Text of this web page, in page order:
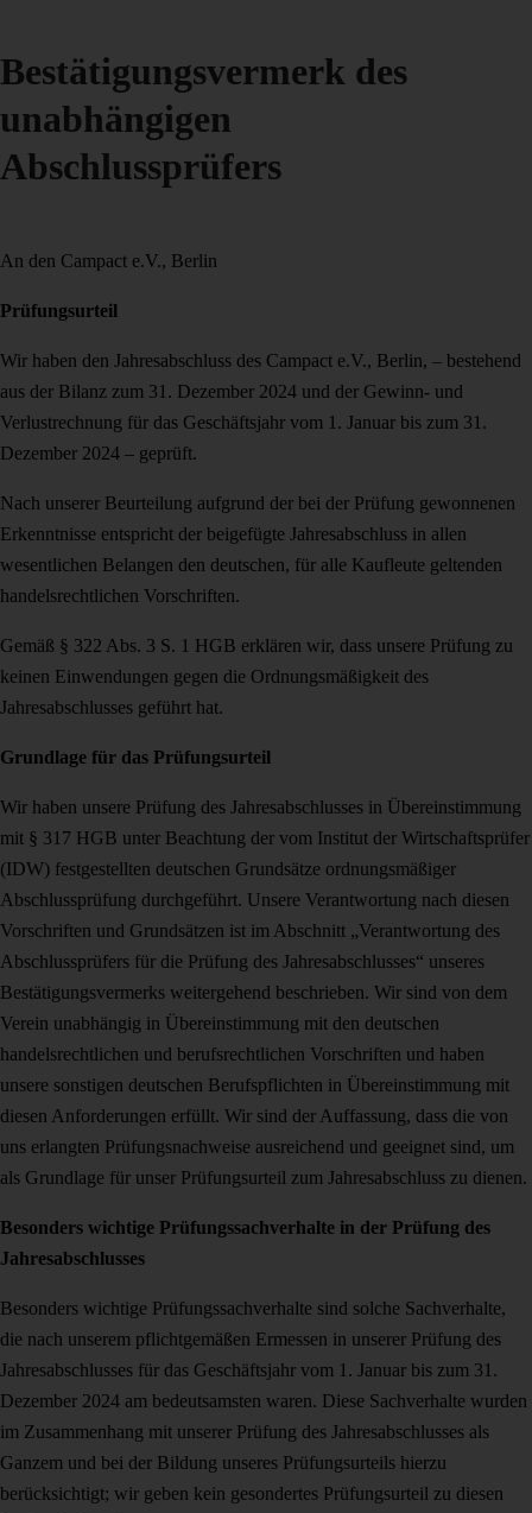
Bestätigungsvermerk des
unabhängigen
Abschlussprüfers
An den Campact e.V., Berlin
Prüfungsurteil
Wir haben den Jahresabschluss des Campact e.V., Berlin, – bestehend
aus der Bilanz zum 31. Dezember 2024 und der Gewinn- und
Verlustrechnung für das Geschäftsjahr vom 1. Januar bis zum 31.
Dezember 2024 – geprüft.
Nach unserer Beurteilung aufgrund der bei der Prüfung gewonnenen
Erkenntnisse entspricht der beigefügte Jahresabschluss in allen
wesentlichen Belangen den deutschen, für alle Kaufleute geltenden
handelsrechtlichen Vorschriften.
Gemäß § 322 Abs. 3 S. 1 HGB erklären wir, dass unsere Prüfung zu
keinen Einwendungen gegen die Ordnungsmäßigkeit des
Jahresabschlusses geführt hat.
Grundlage für das Prüfungsurteil
Wir haben unsere Prüfung des Jahresabschlusses in Übereinstimmung
mit § 317 HGB unter Beachtung der vom Institut der Wirtschaftsprüfer
(IDW) festgestellten deutschen Grundsätze ordnungsmäßiger
Abschlussprüfung durchgeführt. Unsere Verantwortung nach diesen
Vorschriften und Grundsätzen ist im Abschnitt „Verantwortung des
Abschlussprüfers für die Prüfung des Jahresabschlusses“ unseres
Bestätigungsvermerks weitergehend beschrieben. Wir sind von dem
Verein unabhängig in Übereinstimmung mit den deutschen
handelsrechtlichen und berufsrechtlichen Vorschriften und haben
unsere sonstigen deutschen Berufspflichten in Übereinstimmung mit
diesen Anforderungen erfüllt. Wir sind der Auffassung, dass die von
uns erlangten Prüfungsnachweise ausreichend und geeignet sind, um
als Grundlage für unser Prüfungsurteil zum Jahresabschluss zu dienen.
Besonders wichtige Prüfungssachverhalte in der Prüfung des
Jahresabschlusses
Besonders wichtige Prüfungssachverhalte sind solche Sachverhalte,
die nach unserem pflichtgemäßen Ermessen in unserer Prüfung des
Jahresabschlusses für das Geschäftsjahr vom 1. Januar bis zum 31.
Dezember 2024 am bedeutsamsten waren. Diese Sachverhalte wurden
im Zusammenhang mit unserer Prüfung des Jahresabschlusses als
Ganzem und bei der Bildung unseres Prüfungsurteils hierzu
berücksichtigt; wir geben kein gesondertes Prüfungsurteil zu diesen